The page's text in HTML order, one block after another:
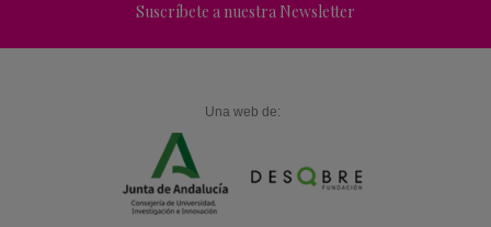
Suscríbete a nuestra Newsletter
Una web de: